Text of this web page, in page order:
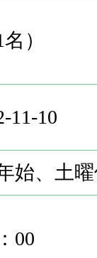
）
11-10
始、土
00